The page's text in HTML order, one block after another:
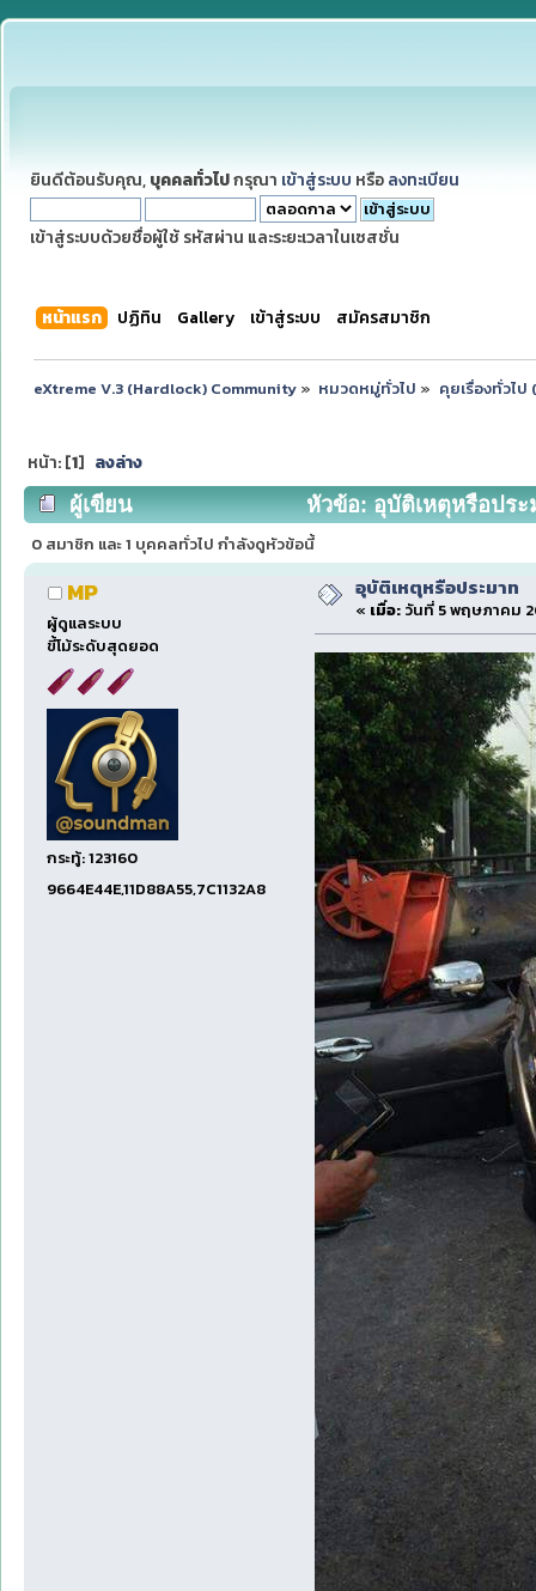
ยินดีต้อนรับคุณ, บุคคลทั่วไปกรุณา เข้าสู่ระบบ หรือ ลงทะเบียน
เข้าสู่ระบบด้วยชื่อผู้ใช้ รหัสผ่าน และระยะเวลาในเซสชั่น
หน้าแรก ปฏิทิน Gallery เข้าสู่ระบบ สมัครสมาชิก
eXtreme V.3 (Hardlock) Community» หมวดหมู่ทั่วไป » คุยเรื่องทั่วไป
หน้า: [1] ลงล่าง
ผู้เขียน หัวข้อ: อุบัติเหตุหรือประ
0 สมาชิก และ 1 บุคคลทั่วไป กำลังดูหัวข้อนี้
MP
ผู้ดูแลระบบ
ขี้โม้ระดับสุดยอด
กระทู้: 123160
9664E44E,11D88A55,7C1132A8
อุบัติเหตุหรือประมาท
« เมื่อ:วันที่ 5 พฤษภาคม